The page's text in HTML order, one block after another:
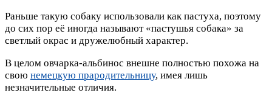
Раньше такую собаку использовали как пастуха, поэтому
до сих пор её иногда называют «пастушья собака» за
светлый окрас и дружелюбный характер.
В целом овчарка-альбинос внешне полностью похожа на
свою немецкую прародительницу, имея лишь
незначительные отличия.